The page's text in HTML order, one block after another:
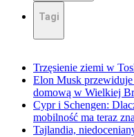
Tagi
Trzęsienie ziemi w
Elon Musk
domową w Wielkiej
Cypr i Schengen:
mobilność ma teraz
Tajlandia,